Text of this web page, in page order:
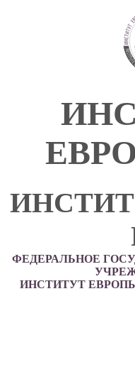
ФЕДЕРАЛЬНОЕ
ИНСТИТУТ